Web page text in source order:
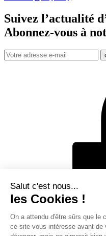
Suivez l’actualité
Abonnez-vous à